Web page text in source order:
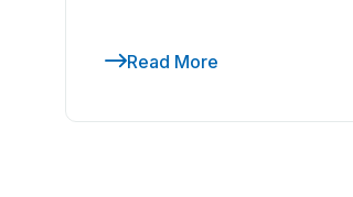
Read More